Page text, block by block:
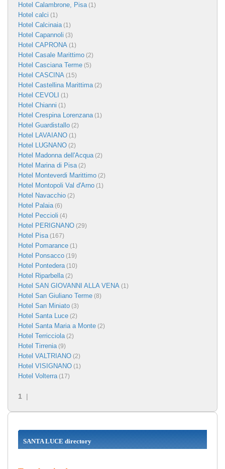
Hotel Calambrone, Pisa(1)
Hotel calci (1)
Hotel Calcinaia(1)
Hotel Capannoli (3)
Hotel CAPRONA (1)
Hotel Casale Marittimo (2)
Hotel Casciana Terme (5)
Hotel CASCINA (15)
Hotel Castellina Marittima(2)
Hotel CEVOLI (1)
Hotel Chianni (1)
Hotel Crespina Lorenzana(1)
Hotel Guardistallo (2)
Hotel LAVAIANO (1)
Hotel LUGNANO (2)
Hotel Madonna dell'Acqua(2)
Hotel Marina di Pisa(2)
Hotel Monteverdi Marittimo (2)
Hotel Montopoli Val d'Arno (1)
Hotel Navacchio (2)
Hotel Palaia(6)
Hotel Peccioli (4)
Hotel PERIGNANO (29)
Hotel Pisa(167)
Hotel Pomarance (1)
Hotel Ponsacco (19)
Hotel Pontedera(10)
Hotel Riparbella(2)
Hotel SAN GIOVANNI ALLA VENA (1)
Hotel San Giuliano Terme (8)
Hotel San Miniato (3)
Hotel Santa Luce (2)
Hotel Santa Maria a Monte (2)
Hotel Terricciola(2)
Hotel Tirrenia(9)
Hotel VALTRIANO (2)
Hotel VISIGNANO (1)
Hotel Volterra(17)
1 |
SANTA LUCE directory